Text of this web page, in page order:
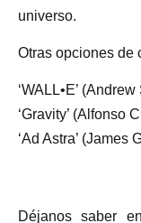
universo.
Otras opciones de
‘WALL•E’
‘Gravity’ (Alfonso
‘Ad Astra’ (James
Déjanos saber